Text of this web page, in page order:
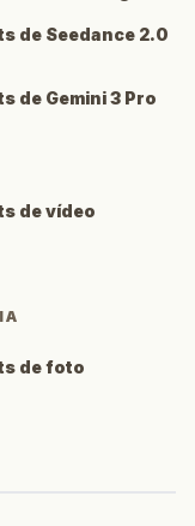
de Seedance 2.0
de Gemini 3 Pro
de vídeo
de foto